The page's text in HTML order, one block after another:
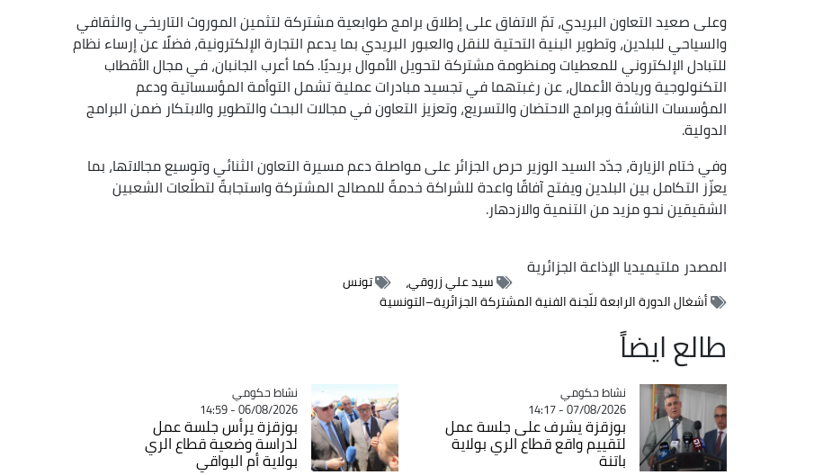
وعلى صعيد التعاون البريدي، تمّ الاتفاق على إطلاق برامج طوابعية مشتركة لتثمين الموروث التاريخي والثقافي
والسياحي للبلدين، وتطوير البنية التحتية للنقل والعبور البريدي بما يدعم التجارة الإلكترونية، فضلًا عن إرساء نظام
للتبادل الإلكتروني للمعطيات ومنظومة مشتركة لتحويل الأموال بريديًا. كما أعرب الجانبان، في مجال الأقطاب
التكنولوجية وريادة الأعمال، عن رغبتهما في تجسيد مبادرات عملية تشمل التوأمة المؤسساتية ودعم
المؤسسات الناشئة وبرامج الاحتضان والتسريع، وتعزيز التعاون في مجالات البحث والتطوير والابتكار ضمن البرامج
الدولية.
وفي ختام الزيارة، جدّد السيد الوزير حرص الجزائر على مواصلة دعم مسيرة التعاون الثنائي وتوسيع مجالاتها، بما
يعزّز التكامل بين البلدين ويفتح آفاقًا واعدة للشراكة خدمةً للمصالح المشتركة واستجابةً لتطلّعات الشعبين
الشقيقين نحو مزيد من التنمية والازدهار.
المصدر ملتيميديا الإذاعة الجزائرية
سيد علي زروقي،
تونس
أشغال الدورة الرابعة للّجنة الفنية المشتركة الجزائرية–التونسية
طالع ايضاً
Catégorie
نشاط حكومي
07/08/2026 - 14:17
بوزقزة يشرف على جلسة عمل
لتقييم واقع قطاع الري بولاية
باتنة
Catégorie
نشاط حكومي
06/08/2026 - 14:59
بوزقزة يرأس جلسة عمل
لدراسة وضعية قطاع الري
بولاية أم البواقي